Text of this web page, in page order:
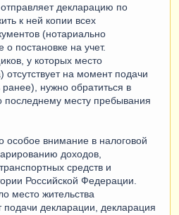
декларацию по
к ней копии всех
(нотариально
постановке на учет.
у которых место
отсутствует на момент подачи
нужно обратиться в
последнему месту пребывания
особое внимание в налоговой
доходов,
средств и
Российской Федерации.
место жительства
декларации, декларация